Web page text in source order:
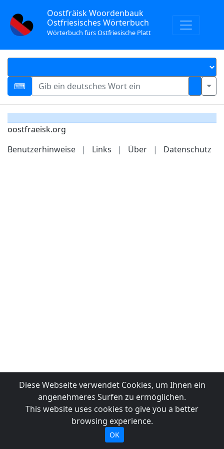
Oostfräisk Woordenbauk
Ostfriesisches Wörterbuch
Wörterbuch fürs Ostfriesische Platt
oostfraeisk.org
Benutzerhinweise
| Links | Über | Datenschutz
Diese Webseite verwendet Cookies, um Ihnen ein
angenehmeres Surfen zu ermöglichen.
This website uses cookies to give you a better
browsing experience.
OK